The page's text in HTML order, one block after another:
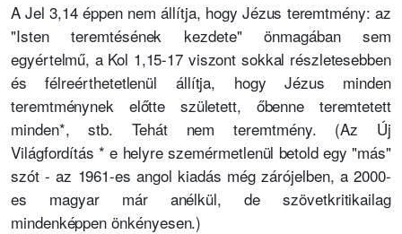
A Jel 3,14 éppen nem állítja, hogy Jézus teremtmény: az
"Isten teremtésének kezdete" önmagában sem
egyértelmű, a Kol 1,15-17 viszont sokkal részletesebben
és félreérthetetlenül állítja, hogy Jézus minden
teremtménynek előtte született, őbenne teremtetett
minden*, stb. Tehát nem teremtmény. (Az Új
Világfordítás * e helyre szemérmetlenül betold egy "más"
szót - az 1961-es angol kiadás még zárójelben, a 2000-
es magyar már anélkül, de szövetkritikailag
mindenképpen önkényesen.)